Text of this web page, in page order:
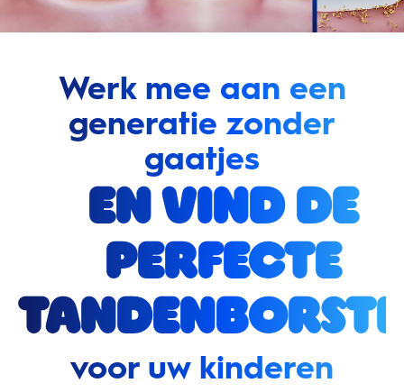
Werk mee aan een
generatie zonder
gaatjes
en vind de
perfecte
voor uw kinderen